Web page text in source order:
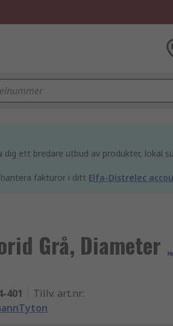
ett bredare utbud av produkter, lokal
fakturor i ditt Elfa-Distrelec
Grå, Diameter
401 Tillv. art.nr: